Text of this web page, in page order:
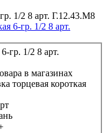
6-гр. 1/2 8 арт.
в магазинах
торцевая короткая